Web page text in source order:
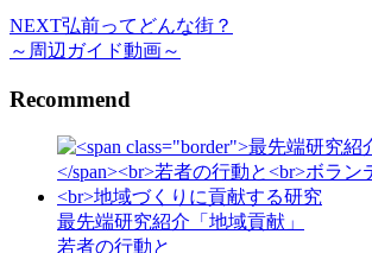
NEXT弘前ってどんな街？
～周辺ガイド動画～
Recommend
最先端研究紹介「地域貢献」
若者の行動と